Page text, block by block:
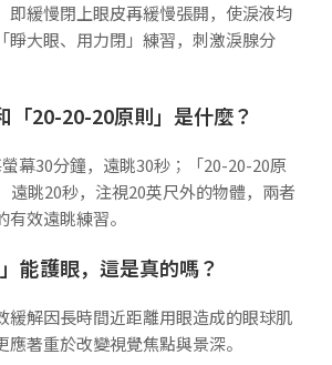
即緩慢閉上眼皮再緩慢張開，使淚液均
睜大眼、用力閉」練習，刺激淚腺分
「20-20-20原則」是什麼？
螢幕30分鐘，遠眺30秒；「20-20-20原
遠眺20秒，注視20英尺外的物體，兩者
效遠眺練習。
能護眼，這是真的嗎？
緩解因長時間近距離用眼造成的眼球肌
著重於改變視覺焦點與景深。